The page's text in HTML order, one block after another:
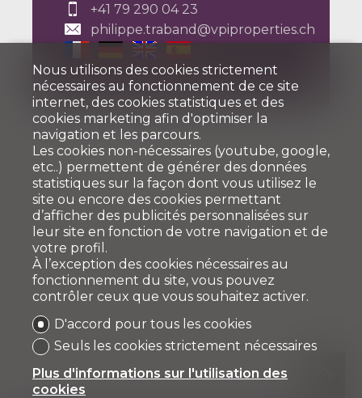
+41 79 290 04 23
philippe.traband@vpiproperties.ch
Nous utilisons des cookies strictement
nécessaires au fonctionnement de ce site
internet, des cookies statistiques et des
cookies marketing afin d'optimiser la
navigation et les parcours.
Les cookies non-nécessaires (youtube, google,
etc..) permettent de générer des données
statistiques sur la façon dont vous utilisez le
site ou encore des cookies permettant
d’afficher des publicités personnalisées sur
leur site en fonction de votre navigation et de
votre profil.
À l’exception des cookies nécessaires au
fonctionnement du site, vous pouvez
contrôler ceux que vous souhaitez activer.
D'accord pour tous les cookies
Seuls les cookies strictement nécessaires
Plus d'informations sur l'utilisation des
cookies